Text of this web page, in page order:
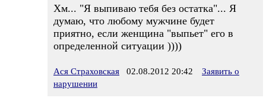
Хм... "Я выпиваю тебя без остатка"... Я
думаю, что любому мужчине будет
приятно, если женщина "выпьет" его в
определенной ситуации ))))
Ася Страховская 02.08.2012 20:42
Заявить о
нарушении